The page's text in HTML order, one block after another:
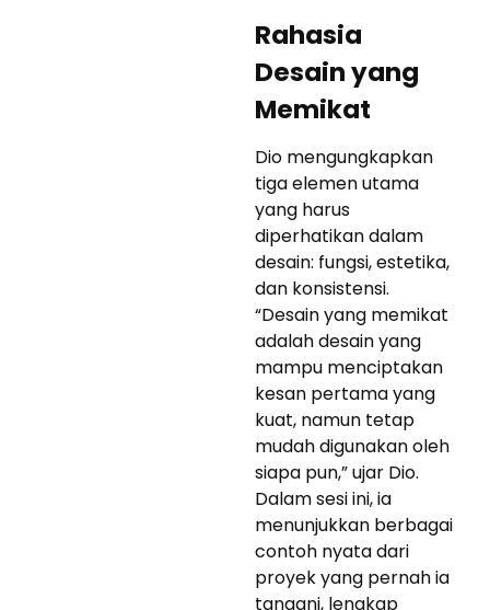
Rahasia
Desain yang
Memikat
Dio mengungkapkan
tiga elemen utama
yang harus
diperhatikan dalam
desain: fungsi, estetika,
dan konsistensi.
“Desain yang memikat
adalah desain yang
mampu menciptakan
kesan pertama yang
kuat, namun tetap
mudah digunakan oleh
siapa pun,” ujar Dio.
Dalam sesi ini, ia
menunjukkan berbagai
contoh nyata dari
proyek yang pernah ia
tangani, lengkap